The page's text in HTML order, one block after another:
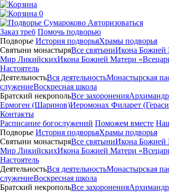
0
Авторизоваться
Заказ треб Помочь подворью
Подворье История подворьяХрамы подворья
Святыни монастыряВсе святыниИкона Божией
Мир ЛикийскихИкона Божией Матери
Настоятель
ДеятельностьВся деятельностьМонастырская
служениеВоскресная школа
Братский некропольВсе захоронения
Ермоген (Шаринов)Иеромонах Филарет
Контакты
Расписание богослужений Поможем вместе
Подворье История подворьяХрамы подворья
Святыни монастыряВсе святыниИкона Божией
Мир ЛикийскихИкона Божией Матери
Настоятель
ДеятельностьВся деятельностьМонастырская
служениеВоскресная школа
Братский некропольВсе захоронения